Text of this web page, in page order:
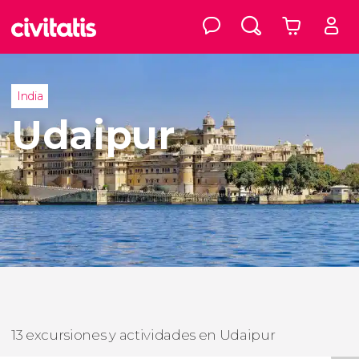
India
Udaipur
13 excursiones y actividades en Udaipur